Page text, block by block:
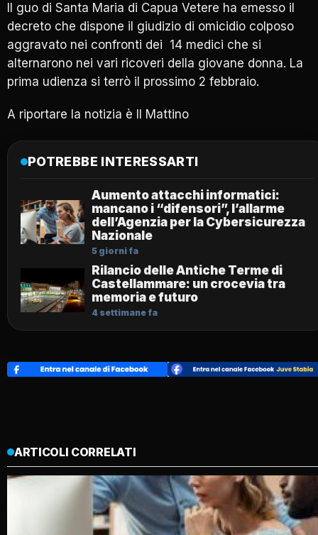
Il guo di Santa Maria di Capua Vetere ha emesso il
decreto che dispone il giudizio di omicidio colposo
aggravato nei confronti dei 14 medici che si
alternarono nei vari ricoveri della giovane donna. La
prima udienza si terrò il prossimo 2 febbraio.
A riportare la notizia è Il Mattino
POTREBBE INTERESSARTI
Aumento attacchi informatici:
mancano i “difensori”, l’allarme
dell’Agenzia per la Cybersicurezza
Nazionale
5 giorni fa
Rilancio delle Antiche Terme di
Castellammare: un crocevia tra
memoria e futuro
4 settimane fa
ARTICOLI CORRELATI